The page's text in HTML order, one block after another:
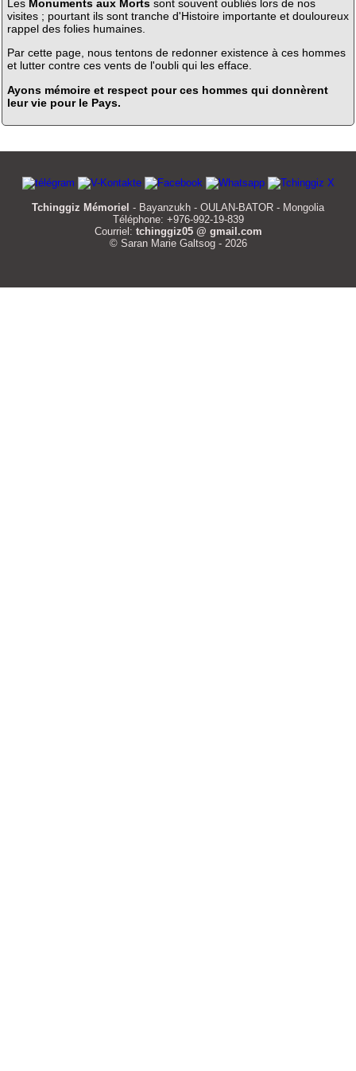
Les Monuments aux Mortssont souvent oubliés lors de nos
visites ; pourtant ils sont tranche d'Histoire importante et douloureux
rappel des folies humaines.
Par cette page, nous tentons de redonner existence à ces hommes
et lutter contre ces vents de l'oubli qui les efface.
Ayons mémoire et respect pour ces hommes qui donnèrent
leur vie pour le Pays.
Tchinggiz Mémoriel - Bayanzukh - OULAN-BATOR - Mongolia
Téléphone: +976-992-19-839
Courriel: tchinggiz05 @ gmail.com
© Saran Marie Galtsog - 2026